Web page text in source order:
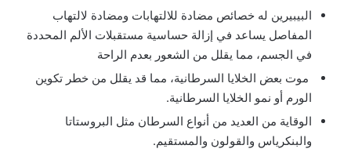
البيبيرين له خصائص مضادة للالتهابات ومضادة لالتهاب
المفاصل يساعد في إزالة حساسية مستقبلات الألم المحددة
في الجسم، مما يقلل من الشعور بعدم الراحة
موت بعض الخلايا السرطانية، مما قد يقلل من خطر تكوين
الورم أو نمو الخلايا السرطانية.
الوقاية من العديد من أنواع السرطان مثل البروستاتا
والبنكرياس والقولون والمستقيم.